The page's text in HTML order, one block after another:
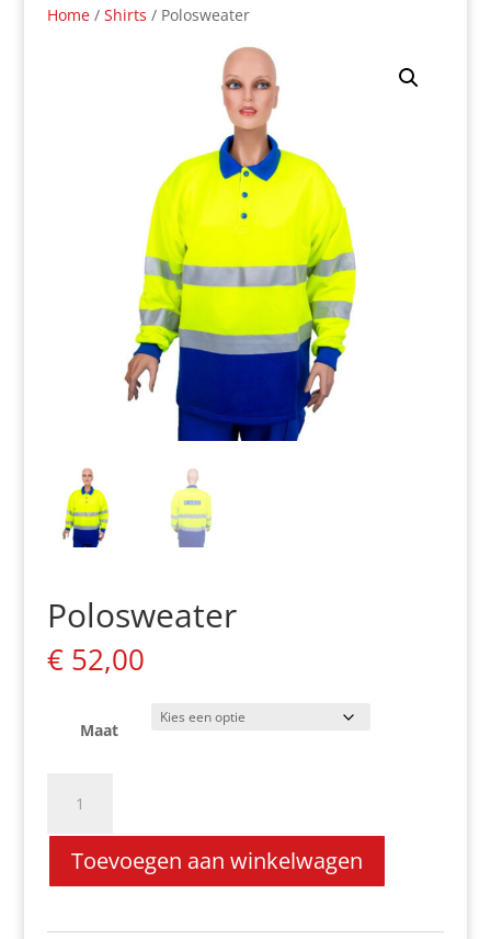
Home/ Shirts / Polosweater
Polosweater
€52,00
Maat
aantal
Toevoegen aan winkelwagen